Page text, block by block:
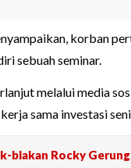
korban
sebuah seminar.
melalui media
sama investasi
blakan Rocky